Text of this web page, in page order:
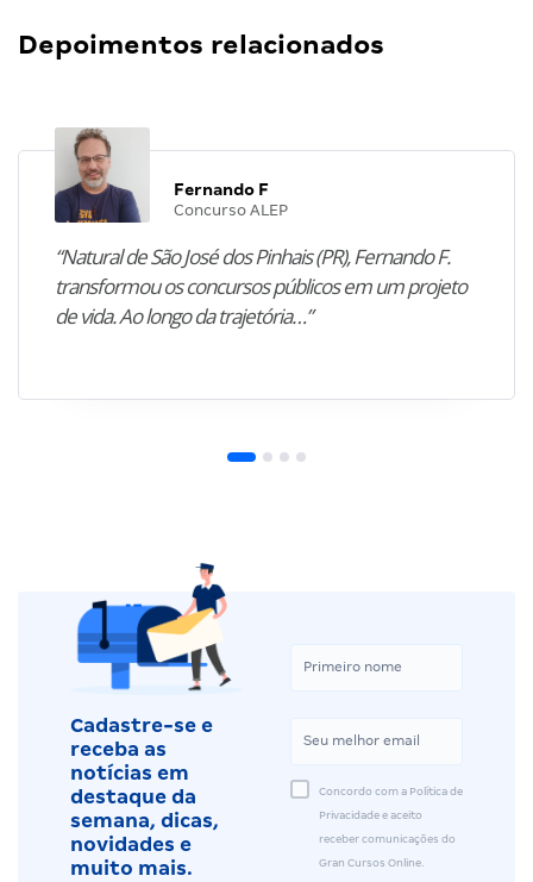
Depoimentos relacionados
Fernando F
Concurso ALEP
“Natural de São José dos Pinhais (PR), Fernando F.
transformou os concursos públicos em um projeto
de vida. Ao longo da trajetória…”
Cadastre-se e
receba as
notícias em
destaque da
semana, dicas,
novidades e
muito mais.
Concordo com a Política de
Privacidade e aceito
receber comunicações do
Gran Cursos Online.